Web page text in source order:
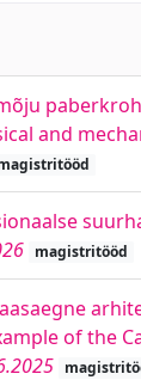
and
magistritööd
of the